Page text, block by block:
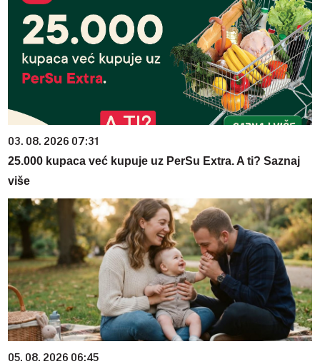
03. 08. 2026 07:31
25.000 kupaca već kupuje uz PerSu Extra. A ti? Saznaj
više
05. 08. 2026 06:45